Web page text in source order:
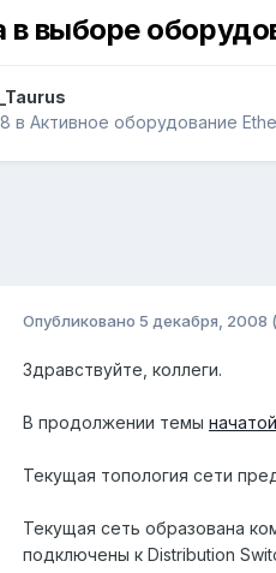
в выборе
в Активное оборудование
Опубликовано 5 декабря, 2008
Здравствуйте, коллеги.
В продолжении темы
Текущая топология сети
Текущая сеть образована
подключены к Distribution